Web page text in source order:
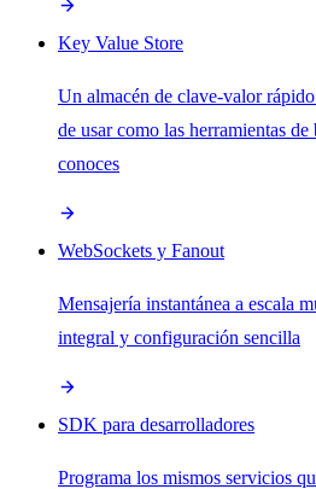
Key Value Store
Un almacén de clave-valor
de usar como las herramientas de
conoces
WebSockets y Fanout
Mensajería instantánea a escala
integral y configuración sencilla
SDK para desarrolladores
Programa los mismos servicios